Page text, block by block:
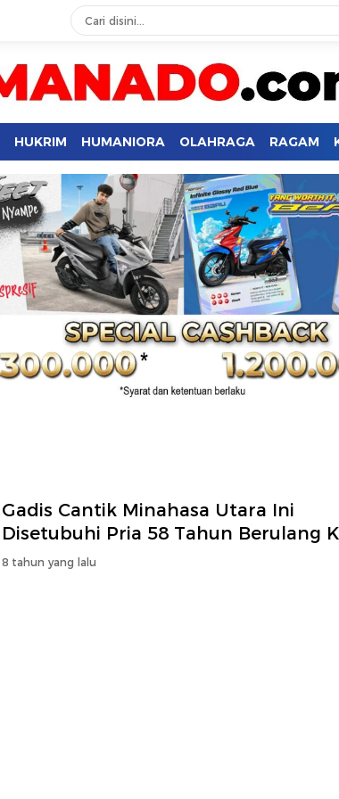
HUKRIM HUMANIORA OLAHRAGA RAGAM
Gadis Cantik Minahasa Utara Ini
Disetubuhi Pria 58 Tahun Berulang
8 tahun yang lalu